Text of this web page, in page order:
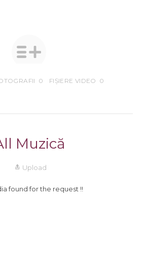
0 FIȘIERE VIDEO 0
Muzică
Upload
found for the request !!